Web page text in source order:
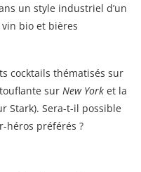
un style industriel d’un
bio et bières
cocktails thématisés sur
sur New York et la
Stark). Sera-t-il possible
héros préférés ?